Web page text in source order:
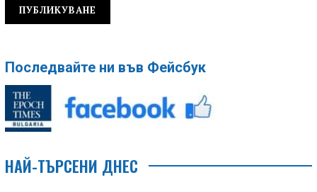
Последвайте ни във Фейсбук
НАЙ-ТЪРСЕНИ ДНЕС